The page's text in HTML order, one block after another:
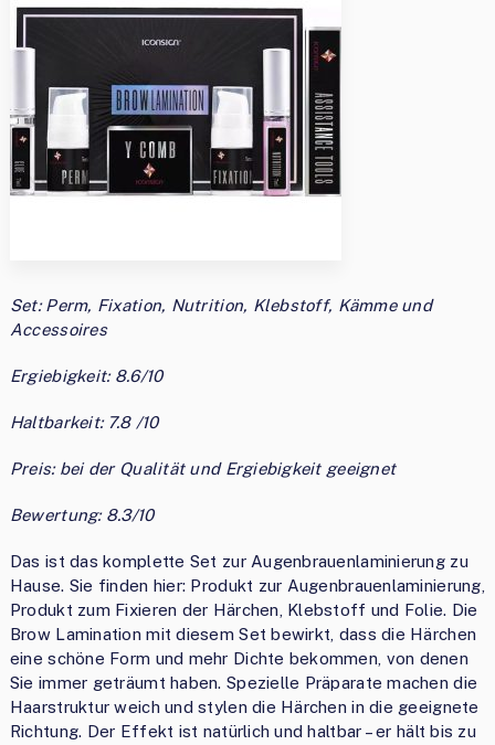
Set: Perm, Fixation, Nutrition, Klebstoff, Kämme und
Accessoires
Ergiebigkeit: 8.6/10
Haltbarkeit: 7.8 /10
Preis: bei der Qualität und Ergiebigkeit geeignet
Bewertung: 8.3/10
Das ist das komplette Set zur Augenbrauenlaminierung zu
Hause. Sie finden hier: Produkt zur Augenbrauenlaminierung,
Produkt zum Fixieren der Härchen, Klebstoff und Folie. Die
Brow Lamination mit diesem Set bewirkt, dass die Härchen
eine schöne Form und mehr Dichte bekommen, von denen
Sie immer geträumt haben. Spezielle Präparate machen die
Haarstruktur weich und stylen die Härchen in die geeignete
Richtung. Der Effekt ist natürlich und haltbar – er hält bis zu